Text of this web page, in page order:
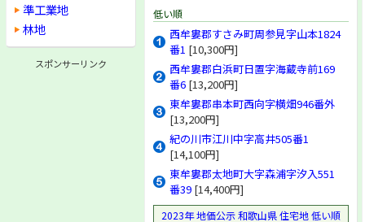
低い順
西牟婁郡すさみ町周参見字山本1824
番1 [10,300円]
西牟婁郡白浜町日置字海蔵寺前169
番6 [13,200円]
東牟婁郡串本町西向字横畑946番外
[13,200円]
紀の川市江川中字高井505番1
[14,100円]
東牟婁郡太地町大字森浦字汐入551
番39 [14,400円]
2023年 地価公示 和歌山県 住宅地 低い順
準工業地
林地
スポンサーリンク